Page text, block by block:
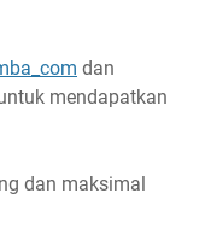
dan
mendapatkan
dan maksimal